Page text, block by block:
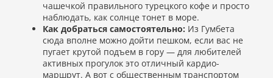
чашечкой правильного турецкого кофе и просто
наблюдать, как солнце тонет в море.
Как добраться самостоятельно: Из Гумбета
сюда вполне можно дойти пешком, если вас не
пугает крутой подъем в гору — для любителей
активных прогулок это отличный кардио-
маршрут. А вот с общественным транспортом